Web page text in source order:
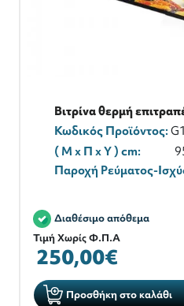
Βιτρίνα θερμή
Κωδικός Προϊόντος:
( M x Π x Y ) cm:
Παροχή Ρεύματος-
Διαθέσιμο απόθεμα
Τιμή Χωρίς Φ.Π.Α
250,00€
Προσθήκη στο καλάθι